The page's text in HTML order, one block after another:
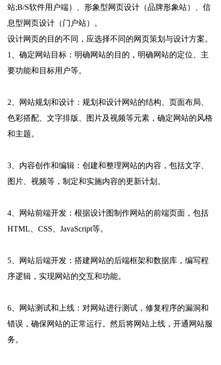
站;B/S软件用户端）、形象型网页设计（品牌形象站）、信
息型网页设计（门户站）。
设计网页的目的不同，应选择不同的网页策划与设计方案。
1、确定网站目标：明确网站的目的，明确网站的定位、主
要功能和目标用户等。
2、网站规划和设计：规划和设计网站的结构、页面布局、
色彩搭配、文字排版、图片及视频等元素，确定网站的风格
和主题。
3、内容创作和编辑：创建和整理网站的内容，包括文字、
图片、视频等，制定和实施内容的更新计划。
4、网站前端开发：根据设计图制作网站的前端页面，包括
HTML、CSS、JavaScript等。
5、网站后端开发：搭建网站的后端框架和数据库，编写程
序逻辑，实现网站的交互和功能。
6、网站测试和上线：对网站进行测试，修复程序的漏洞和
错误，确保网站的正常运行。然后将网站上线，开通网站服
务。